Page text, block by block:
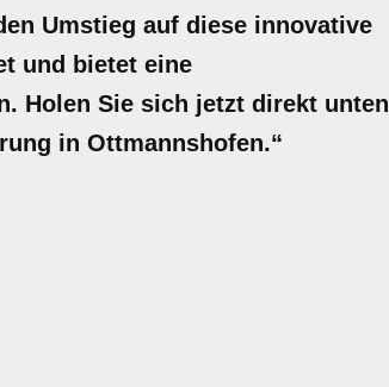
Umstieg auf diese innovative
und bietet eine
Holen Sie sich jetzt direkt unten
in Ottmannshofen.“